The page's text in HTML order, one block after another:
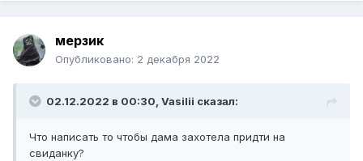
мерзик
Опубликовано: 2 декабря 2022
02.12.2022 в 00:30, Vasilii сказал:
Что написать то чтобы дама захотела придти на
свиданку?